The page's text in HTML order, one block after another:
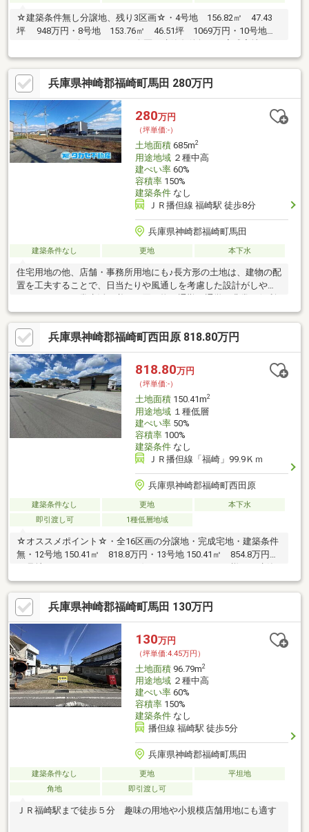
☆建築条件無し分譲地、残り3区画☆・4号地 156.82㎡ 47.43
坪 948万円・8号地 153.76㎡ 46.51坪 1069万円・10号地
♪お好きな建築会社様で建築可能♪ハウスメーカー様の斡旋なども
可能ですので、お気軽にお問合せ下さい♪0790-35-8028タカセ不動
産 加西店まで♪
兵庫県神崎郡福崎町馬田 280万円
280万円
（坪単価:-）
土地面積685m2
用途地域２種中高
建ぺい率60%
容積率150%
建築条件なし
ＪＲ播但線 福崎駅 徒歩8分
兵庫県神崎郡福崎町馬田
建築条件なし 更地 本下水
住宅用地の他、店舗・事務所用地にも♪長方形の土地は、建物の配
置を工夫することで、日当たりや風通しを考慮した設計がしやす
くなります。日常生活に必要な買い物や通勤・通学が非常に便利
な場所です♪
兵庫県神崎郡福崎町西田原 818.80万円
818.80万円
（坪単価:-）
土地面積150.41m2
用途地域１種低層
建ぺい率50%
容積率100%
建築条件なし
ＪＲ播但線「福崎」99.9Ｋｍ
兵庫県神崎郡福崎町西田原
建築条件なし 更地
本下水
即引渡し可
1種低層地域
☆オススメポイント☆・全16区画の分譲地・完成宅地・建築条件
無・12号地 150.41㎡ 818.8万円・13号地 150.41㎡ 854.8万円・
15号地 150.82㎡ 821万円 お好きなハウスメーカー様での建築
が可能です♪お問い合わせはタカセ不動産 加西店まで♪0790-35-
8028お気軽にお問合せください♪
兵庫県神崎郡福崎町馬田 130万円
130万円
（坪単価:4.45万円）
土地面積96.79m2
用途地域２種中高
建ぺい率60%
容積率150%
建築条件なし
播但線 福崎駅 徒歩5分
兵庫県神崎郡福崎町馬田
建築条件なし 更地
平坦地
角地
即引渡し可
ＪＲ福崎駅まで徒歩５分 趣味の用地や小規模店舗用地にも適す